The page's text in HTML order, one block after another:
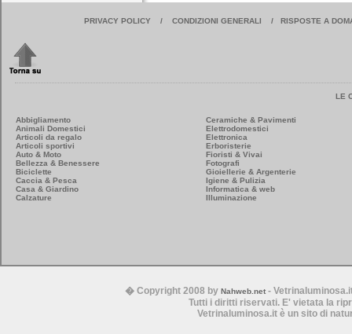
PRIVACY POLICY / CONDIZIONI GENERALI / RISPOSTE A
LE
Abbigliamento
Animali Domestici
Articoli da regalo
Articoli sportivi
Auto & Moto
Bellezza & Benessere
Biciclette
Caccia & Pesca
Casa & Giardino
Calzature
Ceramiche & Pavimenti
Elettrodomestici
Elettronica
Erboristerie
Fioristi & Vivai
Fotografi
Gioiellerie & Argenterie
Igiene & Pulizia
Informatica & web
Illuminazione
� Copyright 2008 by Nahweb.net-
Tutti i diritti riservati. E' vietata la
Vetrinaluminosa.it è un sito di